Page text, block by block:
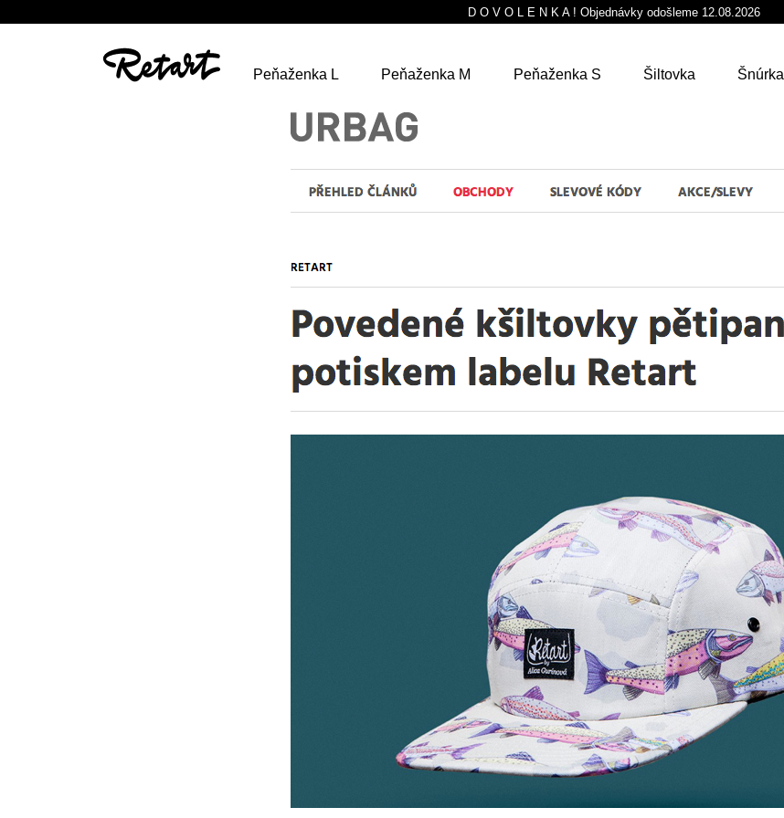
D O V O L E N K A ! Objednávky odošleme 12.08.2026
Peňaženka L
Peňaženka M Peňaženka S Šiltovka Šnúrka